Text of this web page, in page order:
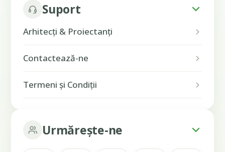
Suport
Arhitecți & Proiectanți
Contactează-ne
Termeni și Condiții
Urmărește-ne